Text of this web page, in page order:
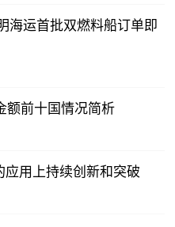
海运首批双燃料船订单即
额前十国情况简析
用上持续创新和突破